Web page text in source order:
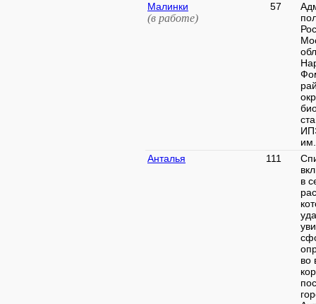
Малинки
(в работе)
57
Анталья
111
в
во